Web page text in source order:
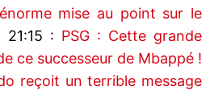
mise au point sur le
21:15 : PSG : Cette grande
ce successeur de Mbappé !
reçoit un terrible message